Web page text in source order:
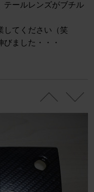
テールレンズがブチル
してください（笑
ました・・・